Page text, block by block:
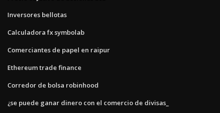
Inversores bellotas
Calculadora fx symbolab
Comerciantes de papel en raipur
Ethereum trade finance
Corredor de bolsa robinhood
¿se puede ganar dinero con el comercio de divisas_